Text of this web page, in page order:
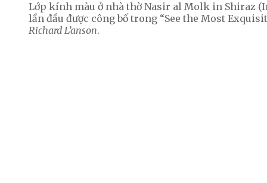
Lớp kính màu ở nhà thờ Nasir al Molk in Shiraz
lần đầu được công bố trong “See the Most
Richard L’anson.